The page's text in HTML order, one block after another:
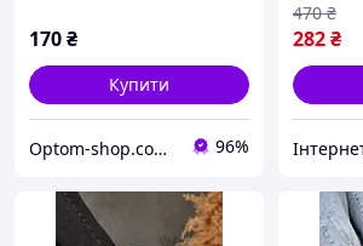
170₴
Купити
Optom-shop.com.ua - Оптовий інтернет-магазин: Одежа та взуття оптом, спідня білизна недорого 96%
282₴
470 ₴